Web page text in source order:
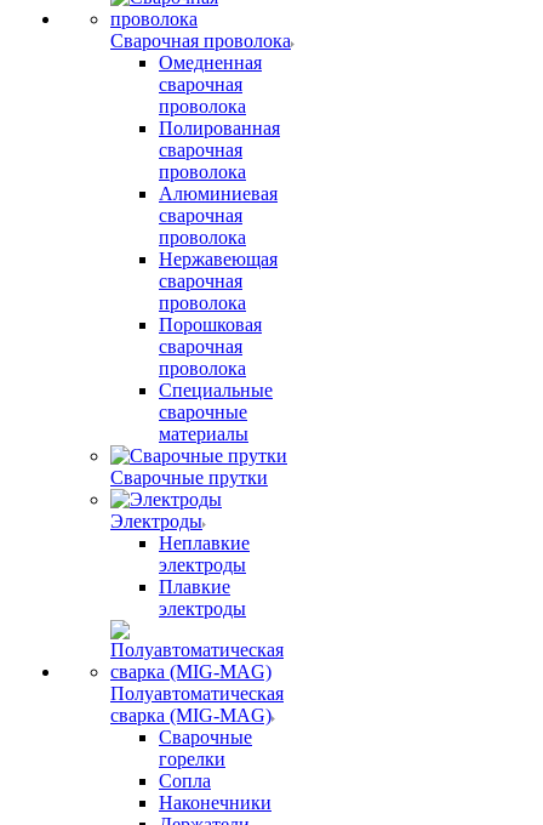
Сварочная проволока
Омедненная
сварочная
проволока
Полированная
сварочная
проволока
Алюминиевая
сварочная
проволока
Нержавеющая
сварочная
проволока
Порошковая
сварочная
проволока
Специальные
сварочные
материалы
Сварочные прутки
Электроды
Неплавкие
электроды
Плавкие
электроды
Полуавтоматическая
сварка (MIG-MAG)
Сварочные
горелки
Сопла
Наконечники